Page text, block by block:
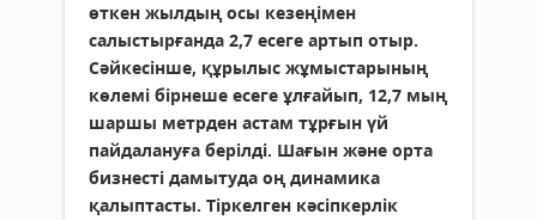
өткен жылдың осы кезеңімен
салыстырғанда 2,7 есеге артып отыр.
Сәйкесінше, құрылыс жұмыстарының
көлемі бірнеше есеге ұлғайып, 12,7 мың
шаршы метрден астам тұрғын үй
пайдалануға берілді. Шағын және орта
бизнесті дамытуда оң динамика
қалыптасты. Тіркелген кәсіпкерлік